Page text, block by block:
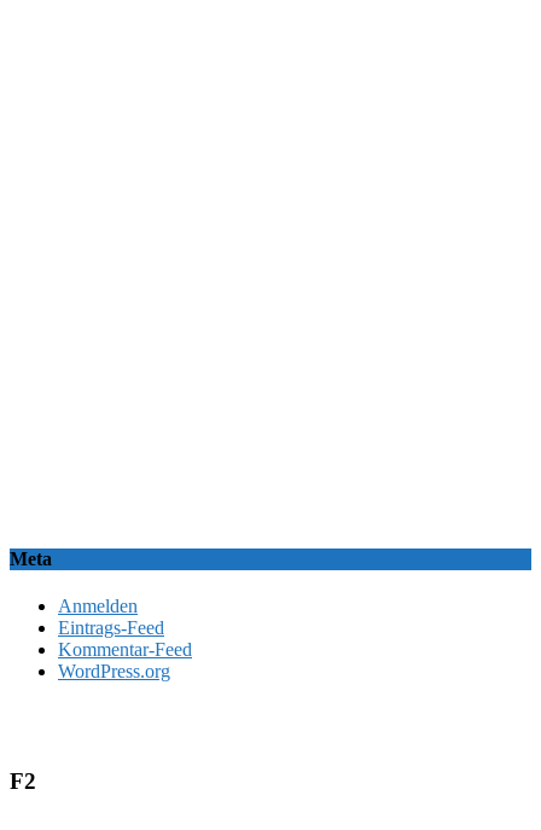
Meta
Anmelden
Eintrags-Feed
Kommentar-Feed
WordPress.org
F2